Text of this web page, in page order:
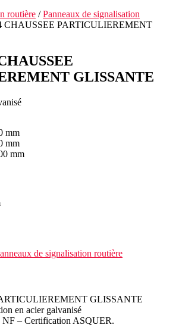
routière /Panneaux de signalisation
CHAUSSEE PARTICULIEREMENT
GLISSANTE
mm
mm
mm
de signalisation routière
GLISSANTE
en acier galvanisé
NF – Certification ASQUER.